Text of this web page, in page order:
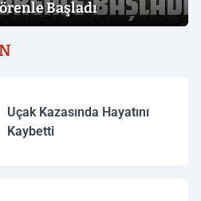
Başladı
Uçak Kazasında Hayatını
Kaybetti